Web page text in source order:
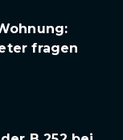
fragen